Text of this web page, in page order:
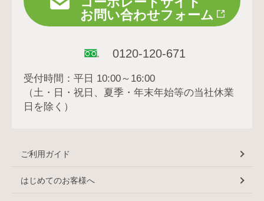
利侵害があった場合、当社は一切責任を負いません。
ご投稿はエスビー食品お届けサイトに掲載させていただくこと
掲載前にはご本人様の投稿にて確認のコメントをするため、無
断で掲載することはございません。
当選発表
上記の応募条件を満たした方の中から、エスビー食品公式通販お
届けサイトプレゼントキャンペーン事務局にて審査のうえ、応募
ておりますと当選連絡ができなくなりますので、ご注意くださ
※都合により当選通知のご連絡が遅れる場合がございます。あら
かじめご了承ください。
お問い合わせフォーム
0120-120-671
受付時間：平日 10:00～16:00
（土・日・祝日、夏季・年末年始等の当社休業
日を除く）
ご利用ガイド
はじめてのお客様へ